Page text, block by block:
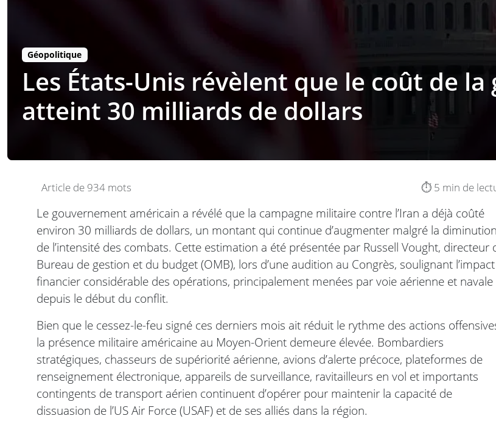
Géopolitique
Les États-Unis révèlent que le coût de la
atteint 30 milliards de dollars
Article de 934 mots ⏱️ 5 min de
Le gouvernement américain a révélé que la campagne militaire contre l’Iran a déjà coûté
environ 30 milliards de dollars, un montant qui continue d’augmenter malgré la diminution
de l’intensité des combats. Cette estimation a été présentée par Russell Vought, directeur
Bureau de gestion et du budget (OMB), lors d’une audition au Congrès, soulignant l’impact
financier considérable des opérations, principalement menées par voie aérienne et navale
depuis le début du conflit.
Bien que le cessez-le-feu signé ces derniers mois ait réduit le rythme des actions
la présence militaire américaine au Moyen-Orient demeure élevée. Bombardiers
stratégiques, chasseurs de supériorité aérienne, avions d’alerte précoce, plateformes de
renseignement électronique, appareils de surveillance, ravitailleurs en vol et importants
contingents de transport aérien continuent d’opérer pour maintenir la capacité de
dissuasion de l’US Air Force (USAF) et de ses alliés dans la région.